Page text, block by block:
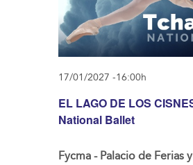
EL LAGO DE LOS
National Ballet
17/01/2027 -16:00h
Fycma - Palacio de Ferias